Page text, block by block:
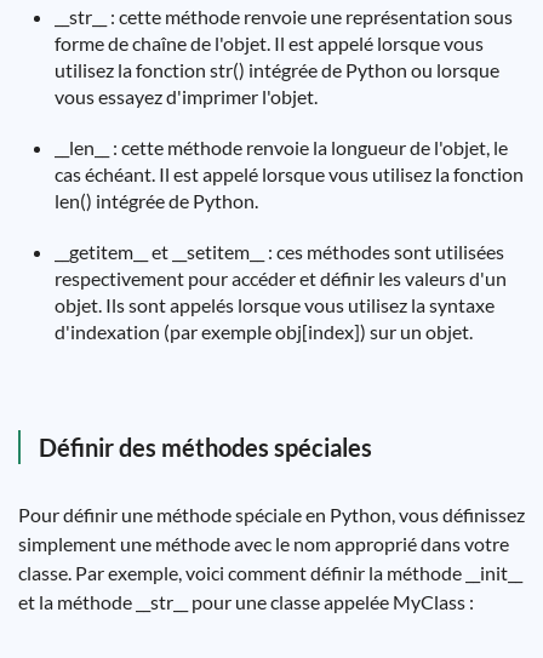
__str__ : cette méthode renvoie une représentation sous
forme de chaîne de l'objet. Il est appelé lorsque vous
utilisez la fonction str() intégrée de Python ou lorsque
vous essayez d'imprimer l'objet.
__len__ : cette méthode renvoie la longueur de l'objet, le
cas échéant. Il est appelé lorsque vous utilisez la fonction
len() intégrée de Python.
__getitem__ et __setitem__ : ces méthodes sont utilisées
respectivement pour accéder et définir les valeurs d'un
objet. Ils sont appelés lorsque vous utilisez la syntaxe
d'indexation (par exemple obj[index]) sur un objet.
Définir des méthodes spéciales
Pour définir une méthode spéciale en Python, vous définissez
simplement une méthode avec le nom approprié dans votre
classe. Par exemple, voici comment définir la méthode __init__
et la méthode __str__ pour une classe appelée MyClass :